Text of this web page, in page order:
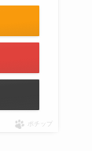
ポチップ